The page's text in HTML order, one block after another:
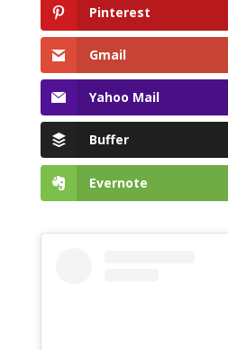
Pinterest
Gmail
Yahoo Mail
Buffer
Evernote